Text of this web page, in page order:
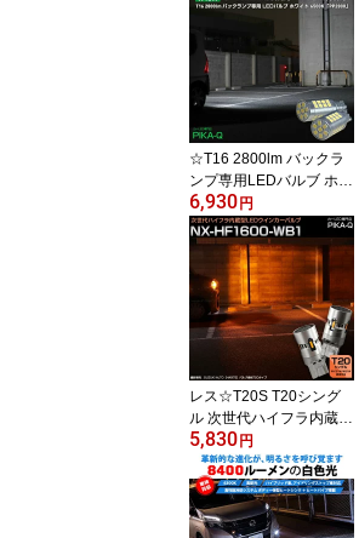
☆T16 2800lm バックラ
ンプ専用LEDバルブ ホワ
イト6500K［PP2800］
超高輝度2800lm ホワイ
ト6500K バックランプ専
用 120秒後も光束維持率
80％ バックカメラ視認
性向上 定電流回路 放熱
アルミ基板 1セット2個
6,930 円
レス☆T20S T20シング
ル 次世代ハイフラ内蔵型
LEDウインカーバルブ T
20シングル NX-HF1600-
WB1 LEDカラー：アン
バー 明るさ：1600lm 1
セット2個入 11-I-27
5,830 円